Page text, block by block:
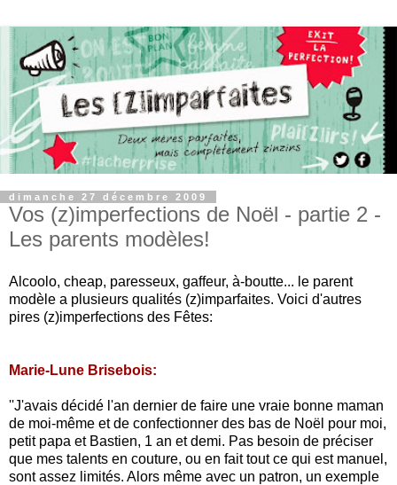
dimanche 27 décembre 2009
Vos (z)imperfections de Noël - partie 2 -
Les parents modèles!
Alcoolo, cheap, paresseux, gaffeur, à-boutte... le parent
modèle a plusieurs qualités (z)imparfaites. Voici d'autres
pires (z)imperfections des Fêtes:
Marie-Lune Brisebois:
''J'avais décidé l'an dernier de faire une vraie bonne maman
de moi-même et de confectionner des bas de Noël pour moi,
petit papa et Bastien, 1 an et demi. Pas besoin de préciser
que mes talents en couture, ou en fait tout ce qui est manuel,
sont assez limités. Alors même avec un patron, un exemple